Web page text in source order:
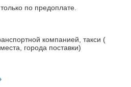
по предоплате.
компанией, такси (
города поставки)